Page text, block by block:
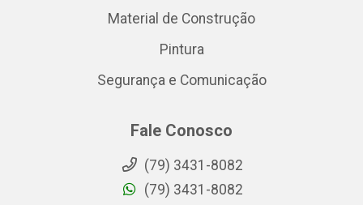
Material de Construção
Pintura
Segurança e Comunicação
Fale Conosco
(79) 3431-8082
(79) 3431-8082